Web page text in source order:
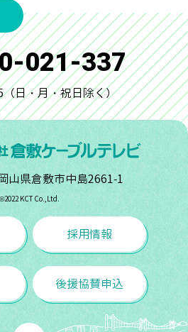
021-337
日・月・祝日除く）
山県倉敷市中島2661-1
©︎2022 KCT Co.,Ltd.
採用情報
後援協賛申込